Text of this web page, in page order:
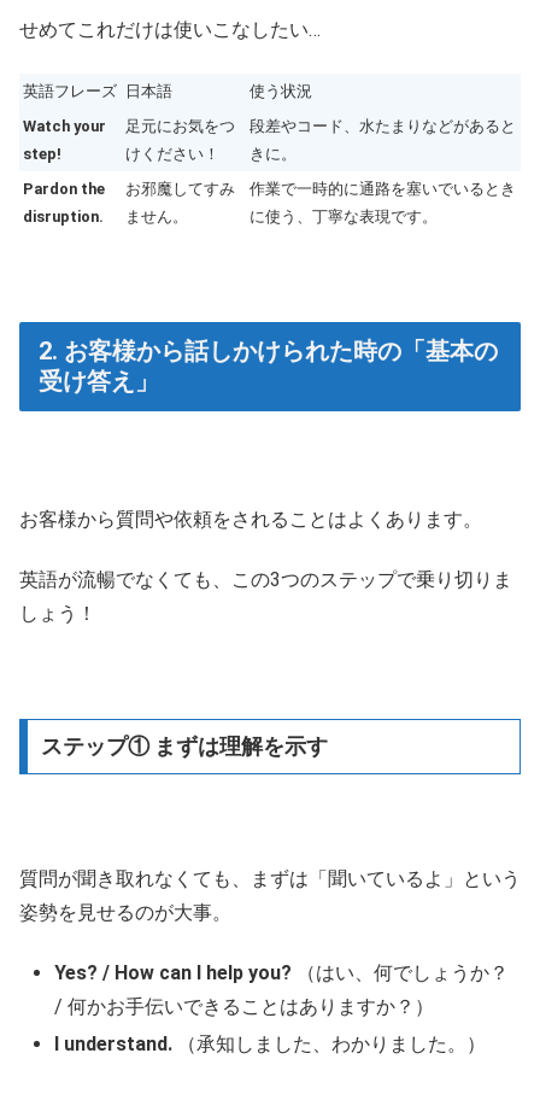
せめてこれだけは使いこなしたい…
英語フレーズ 日本語
使う状況
Watch your
step!
足元にお気をつ
けください！
段差やコード、水たまりなどがあると
きに。
Pardon the
disruption.
お邪魔してすみ
ません。
作業で一時的に通路を塞いでいるとき
に使う、丁寧な表現です。
2. お客様から話しかけられた時の「基本の
受け答え」
お客様から質問や依頼をされることはよくあります。
英語が流暢でなくても、この3つのステップで乗り切りま
しょう！
ステップ① まずは理解を示す
質問が聞き取れなくても、まずは「聞いているよ」という
姿勢を見せるのが大事。
Yes? / How can I help you? （はい、何でしょうか？
/ 何かお手伝いできることはありますか？）
I understand. （承知しました、わかりました。）